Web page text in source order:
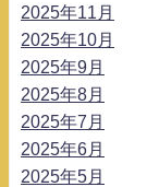
2025年11月
2025年10月
2025年9月
2025年8月
2025年7月
2025年6月
2025年5月